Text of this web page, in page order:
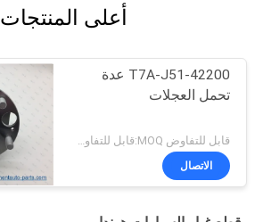
أعلى المنتجات
42200-T7A-J51 عدة
تحمل العجلات
قابل للتفاوض MOQ:قابل للتفاوض
الاتصال